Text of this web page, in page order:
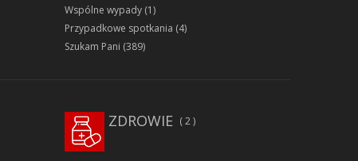
Wspólne wypady(1)
Przypadkowe spotkania (4)
Szukam Pani (389)
ZDROWIE 2